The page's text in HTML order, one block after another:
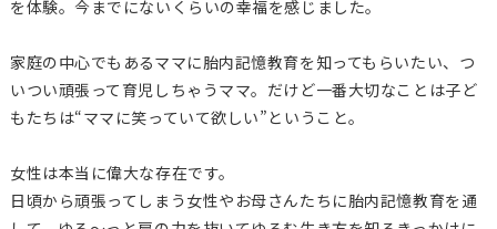
を体験。今までにないくらいの幸福を感じました。
家庭の中心でもあるママに胎内記憶教育を知ってもらいたい、つ
いつい頑張って育児しちゃうママ。だけど一番大切なことは子ど
もたちは“ママに笑っていて欲しい”ということ。
女性は本当に偉大な存在です。
日頃から頑張ってしまう女性やお母さんたちに胎内記憶教育を通